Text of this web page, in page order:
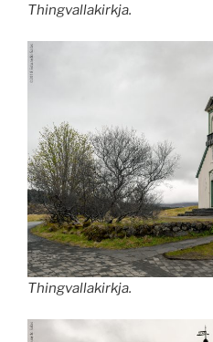
Thingvallakirkja.
Thingvallakirkja.